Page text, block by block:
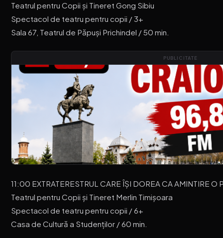
Teatrul pentru Copii și Tineret Gong Sibiu
Spectacol de teatru pentru copii / 3+
Sala 67, Teatrul de Păpuși Prichindel / 50 min.
PUBLICITATE
11:00 EXTRATERESTRUL CARE ÎȘI DOREA CA AMINTIRE
Teatrul pentru Copii și Tineret Merlin Timișoara
Spectacol de teatru pentru copii / 6+
Casa de Cultură a Studenților / 60 min.